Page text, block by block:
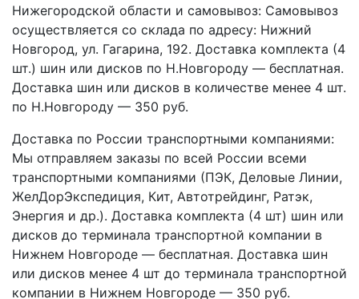
Нижегородской области и самовывоз: Самовывоз
осуществляется со склада по адресу: Нижний
Новгород, ул. Гагарина, 192. Доставка комплекта (4
шт.) шин или дисков по Н.Новгороду — бесплатная.
Доставка шин или дисков в количестве менее 4 шт.
по Н.Новгороду — 350 руб.
Доставка по России транспортными компаниями:
Мы отправляем заказы по всей России всеми
транспортными компаниями (ПЭК, Деловые Линии,
ЖелДорЭкспедиция, Кит, Автотрейдинг, Ратэк,
Энергия и др.). Доставка комплекта (4 шт) шин или
дисков до терминала транспортной компании в
Нижнем Новгороде — бесплатная. Доставка шин
или дисков менее 4 шт до терминала транспортной
компании в Нижнем Новгороде — 350 руб.